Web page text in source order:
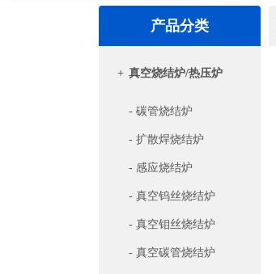
产品分类
+ 真空烧结炉/热压炉
- 碳管烧结炉
- 扩散焊烧结炉
- 感应烧结炉
- 真空钨丝烧结炉
- 真空钼丝烧结炉
- 真空碳管烧结炉